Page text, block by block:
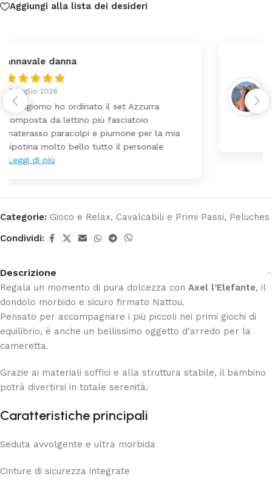
Aggiungi alla lista dei desideri
federica
Tutti perfetto! Ho ordinato un lettino che é
arrivato ben imballato dopo pochi giorni.
Prezzo ottimi rispetto la concorrenza
Categorie: Gioco e Relax, Cavalcabili e Primi Passi, Peluches
Condividi:
Descrizione
Regala un momento di pura dolcezza con Axel l’Elefante, il
dondolo morbido e sicuro firmato Nattou.
Pensato per accompagnare i più piccoli nei primi giochi di
equilibrio, è anche un bellissimo oggetto d’arredo per la
cameretta.
Grazie ai materiali soffici e alla struttura stabile, il bambino
potrà divertirsi in totale serenità.
Caratteristiche principali
Seduta avvolgente e ultra morbida
Cinture di sicurezza integrate